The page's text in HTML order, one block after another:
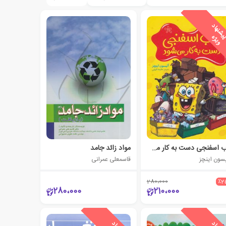
پ
ه
باب اسفنجی دست به کار می شود
اینچز
280،000
210،000
مواد زائد جامد
قاسمعلی عمرانی
280،000